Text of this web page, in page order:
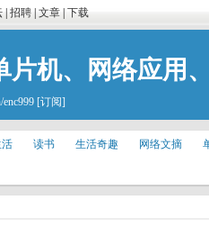
招聘 文章 下载
片机、网络应用
enc999 [订阅]
读书 生活奇趣 网络文摘